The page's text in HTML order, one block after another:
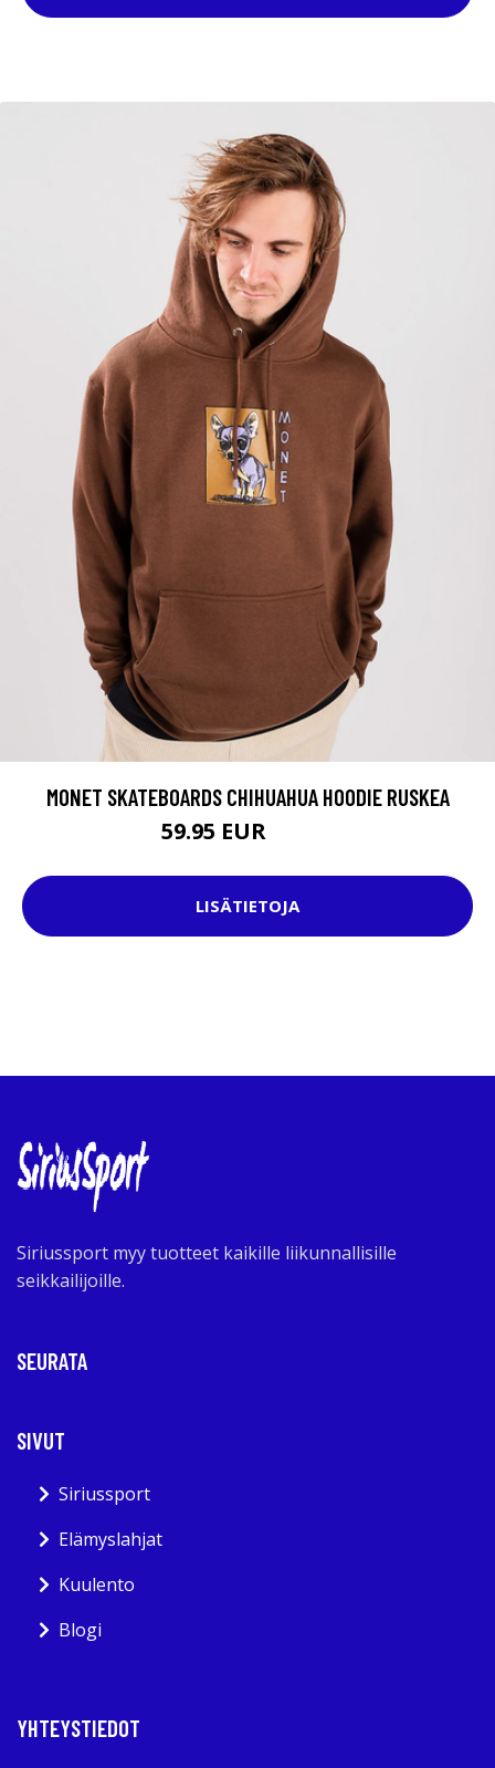
MONET SKATEBOARDS CHIHUAHUA HOODIE RUSKEA
59.95 EUR
LISÄTIETOJA
Siriussport myy tuotteet kaikille liikunnallisille
seikkailijoille.
SEURATA
SIVUT
Siriussport
Elämyslahjat
Kuulento
Blogi
YHTEYSTIEDOT